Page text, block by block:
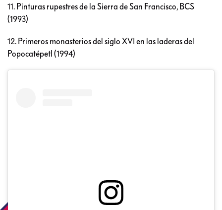
11. Pinturas rupestres de la Sierra de San Francisco, BCS
(1993)
12. Primeros monasterios del siglo XVI en las laderas del
Popocatépetl (1994)